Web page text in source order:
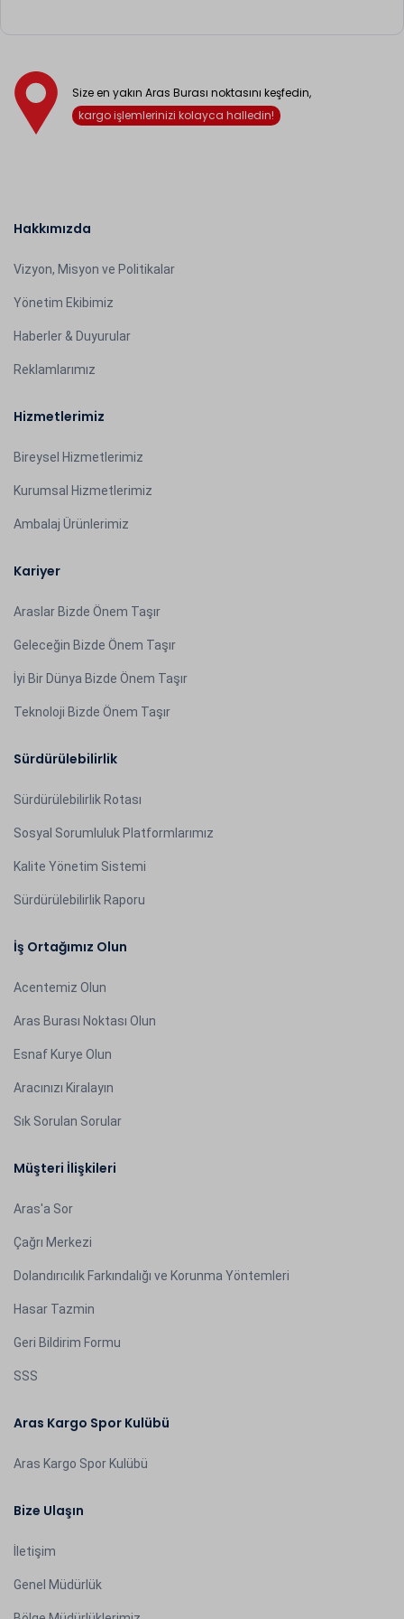
Size en yakın Aras Burası noktasını keşfedin,
kargo işlemlerinizi kolayca halledin!
Hakkımızda
Vizyon, Misyon ve Politikalar
Yönetim Ekibimiz
Haberler & Duyurular
Reklamlarımız
Hizmetlerimiz
Bireysel Hizmetlerimiz
Kurumsal Hizmetlerimiz
Ambalaj Ürünlerimiz
Kariyer
Araslar Bizde Önem Taşır
Geleceğin Bizde Önem Taşır
İyi Bir Dünya Bizde Önem Taşır
Teknoloji Bizde Önem Taşır
Sürdürülebilirlik
Sürdürülebilirlik Rotası
Sosyal Sorumluluk Platformlarımız
Kalite Yönetim Sistemi
Sürdürülebilirlik Raporu
İş Ortağımız Olun
Acentemiz Olun
Aras Burası Noktası Olun
Esnaf Kurye Olun
Aracınızı Kiralayın
Sık Sorulan Sorular
Müşteri İlişkileri
Aras'a Sor
Çağrı Merkezi
Dolandırıcılık Farkındalığı ve Korunma Yöntemleri
Hasar Tazmin
Geri Bildirim Formu
SSS
Aras Kargo Spor Kulübü
Aras Kargo Spor Kulübü
Bize Ulaşın
İletişim
Genel Müdürlük